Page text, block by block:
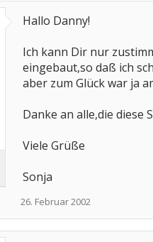
Hallo Danny!
Ich kann Dir nur
eingebaut,so daß ich
aber zum Glück war ja
Danke an alle,die diese
Viele Grüße
Sonja
26. Februar 2002